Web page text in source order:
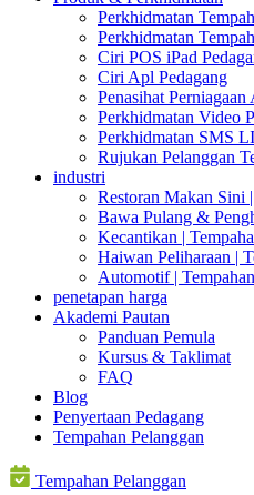
Perkhidmatan
Perkhidmatan
Ciri POS iPad
Ciri Apl Pedagang
Penasihat Perniagaan
Perkhidmatan Video
Perkhidmatan SMS
Rujukan Pelanggan
industri
Restoran Makan Sini
Bawa Pulang &
Kecantikan |
Haiwan Peliharaan |
Automotif |
penetapan harga
Akademi Pautan
Panduan Pemula
Kursus & Taklimat
FAQ
Blog
Penyertaan Pedagang
Tempahan Pelanggan
Tempahan Pelanggan